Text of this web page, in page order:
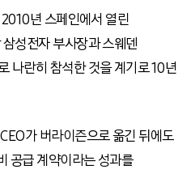
년 스페인에서 열린
삼성전자 부사장과 스웨덴
나란히 참석한 것을 계기로10년
CEO가 버라이즌으로 옮긴 뒤에도
공급 계약이라는 성과를